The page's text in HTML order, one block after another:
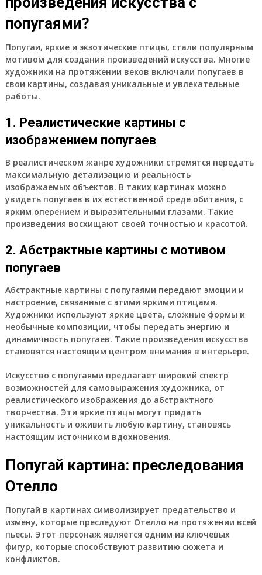
попугаями?
Попугаи, яркие и экзотические птицы, стали популярным
мотивом для создания произведений искусства. Многие
художники на протяжении веков включали попугаев в
свои картины, создавая уникальные и увлекательные
работы.
1. Реалистические картины с
изображением попугаев
В реалистическом жанре художники стремятся передать
максимальную детализацию и реальность
изображаемых объектов. В таких картинах можно
увидеть попугаев в их естественной среде обитания, с
ярким оперением и выразительными глазами. Такие
произведения восхищают своей точностью и красотой.
2. Абстрактные картины с мотивом
попугаев
Абстрактные картины с попугаями передают эмоции и
настроение, связанные с этими яркими птицами.
Художники используют яркие цвета, сложные формы и
необычные композиции, чтобы передать энергию и
динамичность попугаев. Такие произведения искусства
становятся настоящим центром внимания в интерьере.
Искусство с попугаями предлагает широкий спектр
возможностей для самовыражения художника, от
реалистического изображения до абстрактного
творчества. Эти яркие птицы могут придать
уникальность и оживить любую картину, становясь
настоящим источником вдохновения.
Попугай картина: преследования
Отелло
Попугай в картинах символизирует предательство и
измену, которые преследуют Отелло на протяжении всей
пьесы. Этот персонаж является одним из ключевых
фигур, которые способствуют развитию сюжета и
конфликтов.